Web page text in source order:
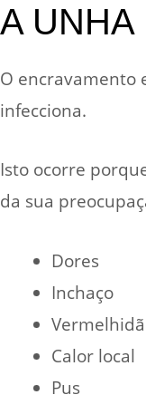
A UNHA
O encravamento
infecciona.
Isto ocorre
da sua
Dores
Inchaço
Calor local
Pus